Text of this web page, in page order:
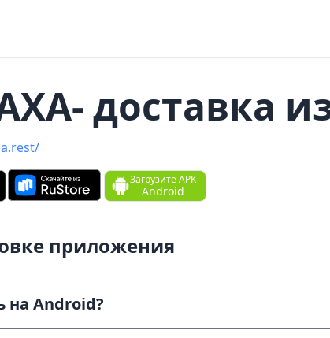
доставка
Загрузите APK
Android
приложения
Как скачать и установить на Android?